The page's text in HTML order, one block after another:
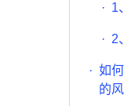
· 1
· 2
· 如
的